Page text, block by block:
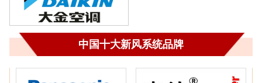
中国十大新风系统品牌